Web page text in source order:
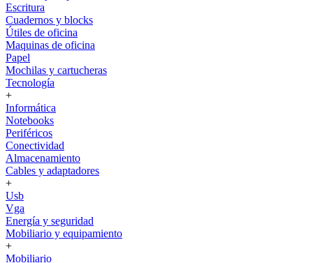
Escritura
Cuadernos y blocks
Útiles de oficina
Maquinas de oficina
Papel
Mochilas y cartucheras
Tecnología
+
Informática
Notebooks
Periféricos
Conectividad
Almacenamiento
Cables y adaptadores
+
Usb
Vga
Energía y seguridad
Mobiliario y equipamiento
+
Mobiliario